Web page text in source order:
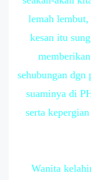
lemah lembut,
kesan itu
sehubungan
suaminya di
serta
Wanita